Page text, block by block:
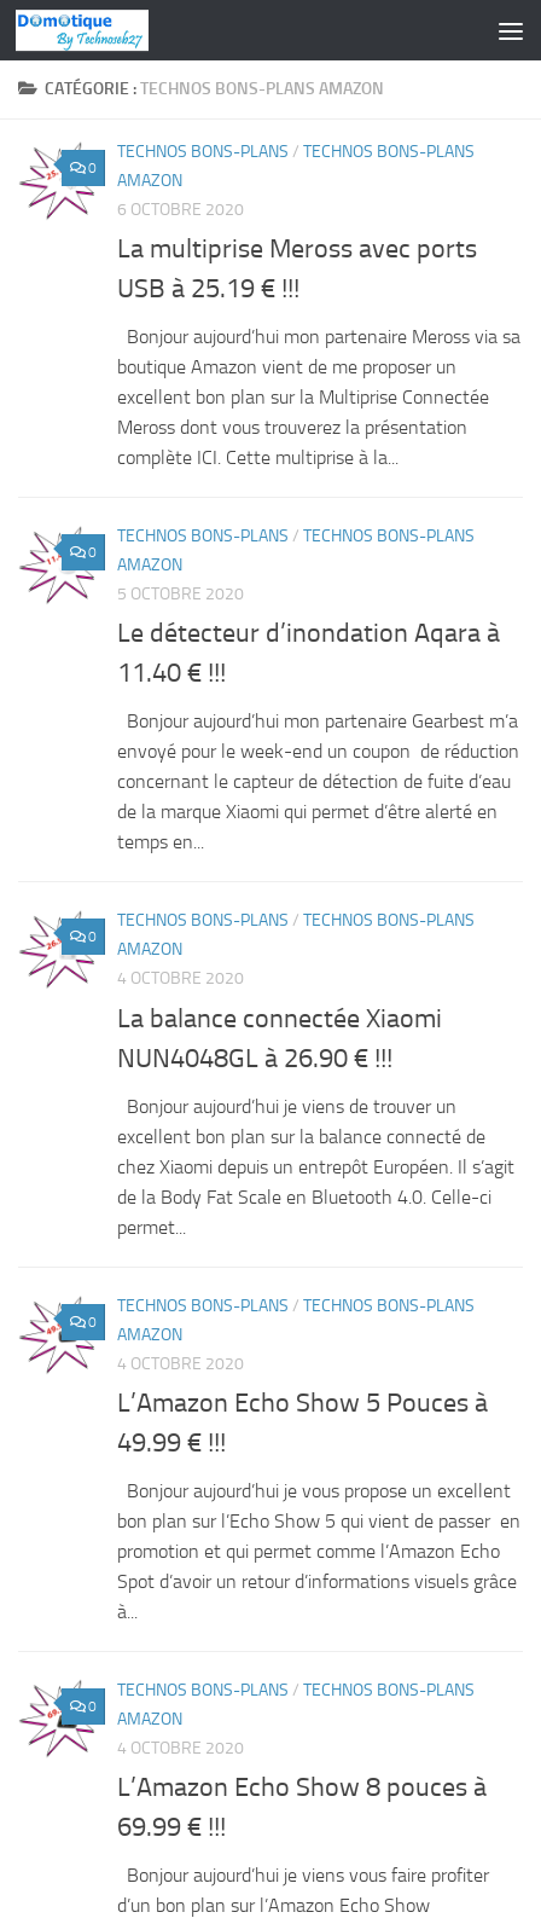
Skip to content
CATÉGORIE :TECHNOS BONS-PLANS AMAZON
0
TECHNOS BONS-PLANS / TECHNOS BONS-PLANS
AMAZON
6 OCTOBRE 2020
La multiprise Meross avec ports
USB à 25.19 € !!!
Bonjour aujourd’hui mon partenaire Meross via sa
boutique Amazon vient de me proposer un
excellent bon plan sur la Multiprise Connectée
Meross dont vous trouverez la présentation
complète ICI. Cette multiprise à la...
0
TECHNOS BONS-PLANS / TECHNOS BONS-PLANS
AMAZON
5 OCTOBRE 2020
Le détecteur d’inondation Aqara à
11.40 € !!!
Bonjour aujourd’hui mon partenaire Gearbest m’a
envoyé pour le week-end un coupon de réduction
concernant le capteur de détection de fuite d’eau
de la marque Xiaomi qui permet d’être alerté en
temps en...
0
TECHNOS BONS-PLANS / TECHNOS BONS-PLANS
AMAZON
4 OCTOBRE 2020
La balance connectée Xiaomi
NUN4048GL à 26.90 € !!!
Bonjour aujourd’hui je viens de trouver un
excellent bon plan sur la balance connecté de
chez Xiaomi depuis un entrepôt Européen. Il s’agit
de la Body Fat Scale en Bluetooth 4.0. Celle-ci
permet...
0
TECHNOS BONS-PLANS / TECHNOS BONS-PLANS
AMAZON
4 OCTOBRE 2020
L’Amazon Echo Show 5 Pouces à
49.99 € !!!
Bonjour aujourd’hui je vous propose un excellent
bon plan sur l’Echo Show 5 qui vient de passer en
promotion et qui permet comme l’Amazon Echo
Spot d’avoir un retour d’informations visuels grâce
à...
0
TECHNOS BONS-PLANS / TECHNOS BONS-PLANS
AMAZON
4 OCTOBRE 2020
L’Amazon Echo Show 8 pouces à
69.99 € !!!
Bonjour aujourd’hui je viens vous faire profiter
d’un bon plan sur l’Amazon Echo Show